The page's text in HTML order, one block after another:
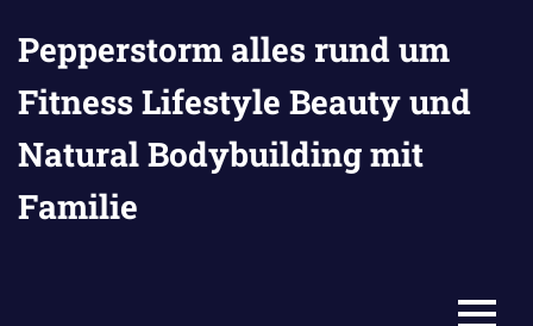
Inhalt
springen
Pepperstorm alles rund um
Fitness Lifestyle Beauty und
Natural Bodybuilding mit
Familie